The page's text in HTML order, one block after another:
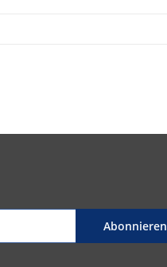
Abonnieren